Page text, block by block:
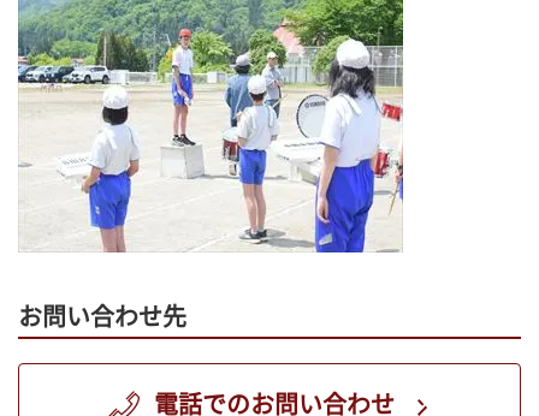
お問い合わせ先
電話でのお問い合わせ